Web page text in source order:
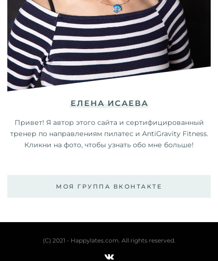
ЕЛЕНА ИСАЕВА
Привет! Я автор этого сайта и сертифицированный
тренер по направлениям пилатес и AntiGravity Fitness.
Кликни на фото, чтобы узнать обо мне больше!
МОЯ ГРУППА ВКОНТАКТЕ
(C) 2021 - Happylates.com. All rights reserved.